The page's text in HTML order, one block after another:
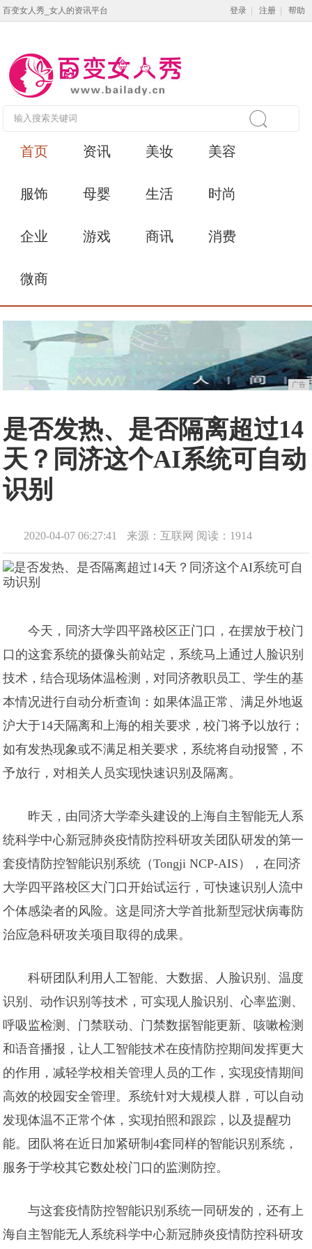
百变女人秀_女人的资讯平台 登录 注册 帮助
首页 资讯 美妆 美容
服饰 母婴 生活 时尚
企业 游戏 商讯 消费
微商
广告
是否发热、是否隔离超过14
天？同济这个AI系统可自动
识别
2020-04-07 06:27:41 来源：互联网 阅读：1914
今天，同济大学四平路校区正门口，在摆放于校门
口的这套系统的摄像头前站定，系统马上通过人脸识别
技术，结合现场体温检测，对同济教职员工、学生的基
本情况进行自动分析查询：如果体温正常、满足外地返
沪大于14天隔离和上海的相关要求，校门将予以放行；
如有发热现象或不满足相关要求，系统将自动报警，不
予放行，对相关人员实现快速识别及隔离。
昨天，由同济大学牵头建设的上海自主智能无人系
统科学中心新冠肺炎疫情防控科研攻关团队研发的第一
套疫情防控智能识别系统（Tongji NCP-AIS），在同济
大学四平路校区大门口开始试运行，可快速识别人流中
个体感染者的风险。这是同济大学首批新型冠状病毒防
治应急科研攻关项目取得的成果。
科研团队利用人工智能、大数据、人脸识别、温度
识别、动作识别等技术，可实现人脸识别、心率监测、
呼吸监检测、门禁联动、门禁数据智能更新、咳嗽检测
和语音播报，让人工智能技术在疫情防控期间发挥更大
的作用，减轻学校相关管理人员的工作，实现疫情期间
高效的校园安全管理。系统针对大规模人群，可以自动
发现体温不正常个体，实现拍照和跟踪，以及提醒功
能。团队将在近日加紧研制4套同样的智能识别系统，
服务于学校其它数处校门口的监测防控。
与这套疫情防控智能识别系统一同研发的，还有上
海自主智能无人系统科学中心新冠肺炎疫情防控科研攻